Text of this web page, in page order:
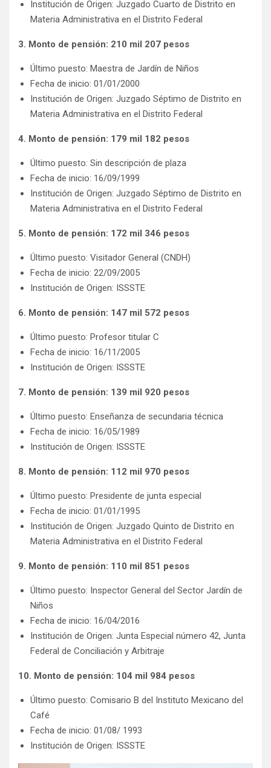
Institución de Origen: Juzgado Cuarto de Distrito en
Materia Administrativa en el Distrito Federal
3. Monto de pensión: 210 mil 207 pesos
Último puesto: Maestra de Jardín de Niños
Fecha de inicio: 01/01/2000
Institución de Origen: Juzgado Séptimo de Distrito en
Materia Administrativa en el Distrito Federal
4. Monto de pensión: 179 mil 182 pesos
Último puesto: Sin descripción de plaza
Fecha de inicio: 16/09/1999
Institución de Origen: Juzgado Séptimo de Distrito en
Materia Administrativa en el Distrito Federal
5. Monto de pensión: 172 mil 346 pesos
Último puesto: Visitador General (CNDH)
Fecha de inicio: 22/09/2005
Institución de Origen: ISSSTE
6. Monto de pensión: 147 mil 572 pesos
Último puesto: Profesor titular C
Fecha de inicio: 16/11/2005
Institución de Origen: ISSSTE
7. Monto de pensión: 139 mil 920 pesos
Último puesto: Enseñanza de secundaria técnica
Fecha de inicio: 16/05/1989
Institución de Origen: ISSSTE
8. Monto de pensión: 112 mil 970 pesos
Último puesto: Presidente de junta especial
Fecha de inicio: 01/01/1995
Institución de Origen: Juzgado Quinto de Distrito en
Materia Administrativa en el Distrito Federal
9. Monto de pensión: 110 mil 851 pesos
Último puesto: Inspector General del Sector Jardín de
Niños
Fecha de inicio: 16/04/2016
Institución de Origen: Junta Especial número 42, Junta
Federal de Conciliación y Arbitraje
10. Monto de pensión: 104 mil 984 pesos
Último puesto: Comisario B del Instituto Mexicano del
Café
Fecha de inicio: 01/08/ 1993
Institución de Origen: ISSSTE